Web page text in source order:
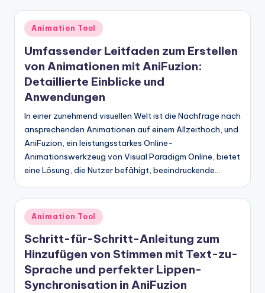
ft
w
a
r
e
In
d
u
s
tr
y
U
p
d
Posted
in
Animation Tool
Umfassender Leitfaden zum Erstellen
von Animationen mit AniFuzion:
Detaillierte Einblicke und
Anwendungen
In einer zunehmend visuellen Welt ist die Nachfrage nach
ansprechenden Animationen auf einem Allzeithoch, und
AniFuzion, ein leistungsstarkes Online-
Animationswerkzeug von Visual Paradigm Online, bietet
eine Lösung, die Nutzer befähigt, beeindruckende…
Posted
in
Animation Tool
Schritt-für-Schritt-Anleitung zum
Hinzufügen von Stimmen mit Text-zu-
Sprache und perfekter Lippen-
Synchronisation in AniFuzion